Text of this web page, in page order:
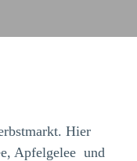
Hier
Apfelgelee und